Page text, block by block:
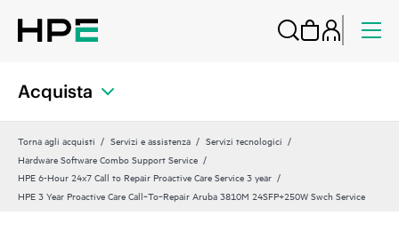
Acquista
Torna agli acquisti Servizi e assistenza
Servizi tecnologici
Hardware Software Combo Support Service
HPE 6-Hour 24x7 Call to Repair Proactive Care Service 3 year
HPE 3 Year Proactive Care Call‑To‑Repair Aruba 3810M 24SFP+250W Swch Service